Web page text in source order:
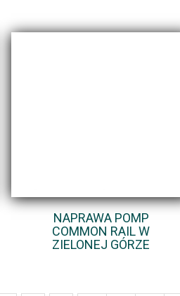
NAPRAWA POMP
COMMON RAIL W
ZIELONEJ GÓRZE